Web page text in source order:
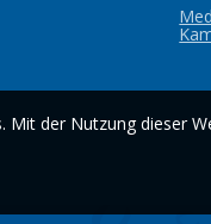
der Nutzung dieser